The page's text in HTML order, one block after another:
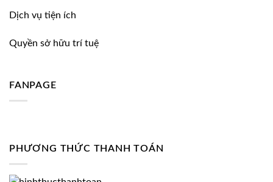
Dịch vụ tiện ích
Quyền sở hữu trí tuệ
FANPAGE
PHƯƠNG THỨC THANH TOÁN